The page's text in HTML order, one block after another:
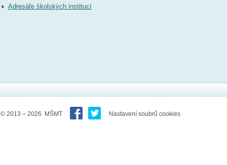
Adresáře školských institucí
© 2013 – 2026 MŠMT Nastavení soubrů cookies